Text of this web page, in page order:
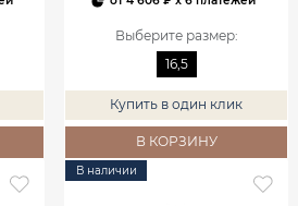
Выберите размер:
16,5
Купить в один клик
В КОРЗИНУ
В наличии